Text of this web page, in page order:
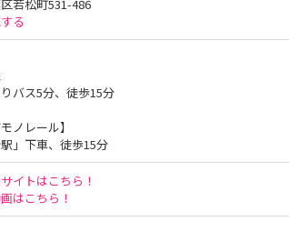
若松町531-486
る
バス5分、徒歩15分
ノレール】
駅」下車、徒歩15分
イトはこちら！
はこちら！